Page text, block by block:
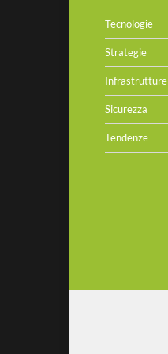
Tecnologie
Strategie
Infrastrutture
Sicurezza
Tendenze